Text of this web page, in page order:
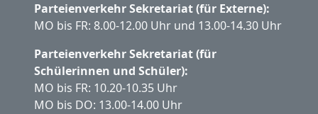
Parteienverkehr Sekretariat (für Externe):
MO bis FR: 8.00-12.00 Uhr und 13.00-14.30 Uhr
Parteienverkehr Sekretariat (für
Schülerinnen und Schüler):
MO bis FR: 10.20-10.35 Uhr
MO bis DO: 13.00-14.00 Uhr